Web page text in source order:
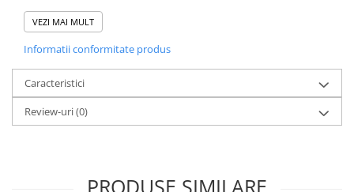
Cabluri si camasi
Frana bicicleta
Placute frana bicicleta
Discuri frana bicicleta
Saboti frana bicicleta
Adaptoare frana bicicleta
VEZI MAI MULT
Informatii conformitate produs
Caracteristici
Review-uri(0)
PRODUSE SIMILARE